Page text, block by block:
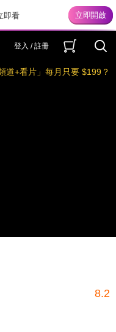
即看
登入 / 註冊
頻道+看片」每月只要 $199？
8.2